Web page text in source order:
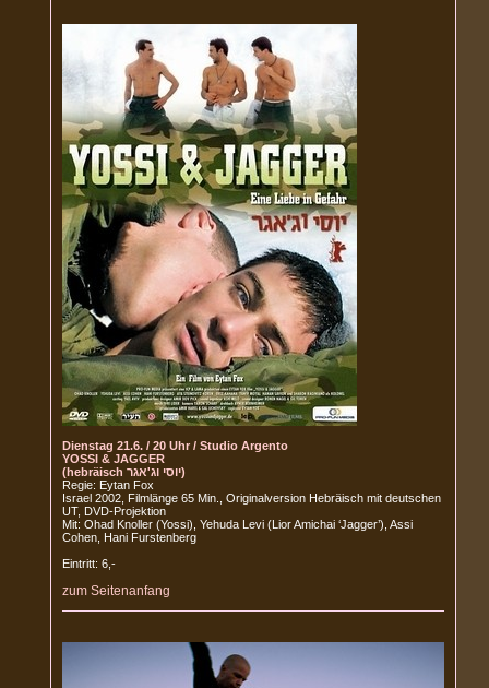
Dienstag 21.6. / 20 Uhr / Studio Argento
YOSSI & JAGGER
(hebräisch יוסי וג'אגר)
Regie: Eytan Fox
Israel 2002, Filmlänge 65 Min., Originalversion Hebräisch mit deutschen
UT, DVD-Projektion
Mit: Ohad Knoller (Yossi), Yehuda Levi (Lior Amichai ‘Jagger’), Assi
Cohen, Hani Furstenberg
Eintritt: 6,-
zum Seitenanfang